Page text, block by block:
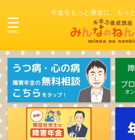
年金をもっと身近に、もっ